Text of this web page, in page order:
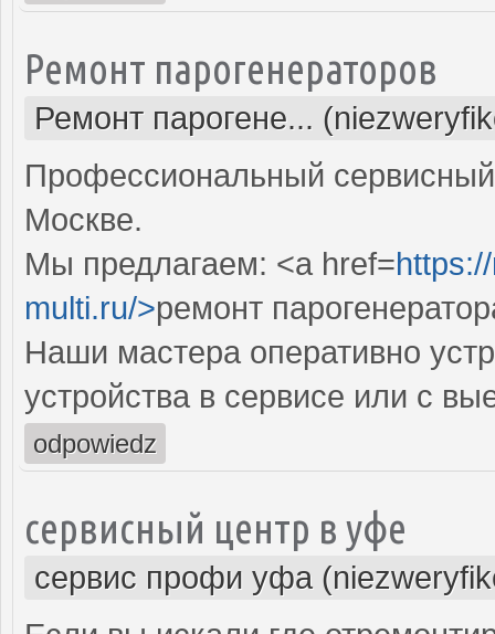
Ремонт парогенераторов
Ремонт парогене...
Профессиональный
Москве.
Мы предлагаем: <a href=
multi.ru/>ремонт
Наши мастера оперативно
устройства в сервисе или с
odpowiedz
сервисный центр в уфе
сервис профи уфа